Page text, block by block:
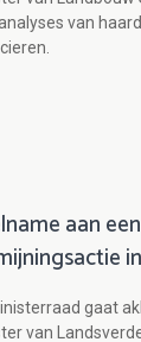
van
aan
gaat
van